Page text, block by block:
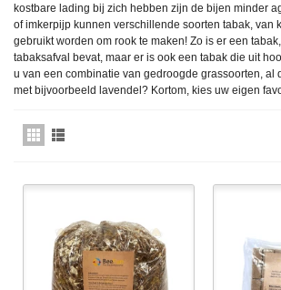
kostbare lading bij zich hebben zijn de bijen minder
of imkerpijp kunnen verschillende soorten tabak, van
gebruikt worden om rook te maken! Zo is er een
tabaksafval bevat, maar er is ook een tabak die uit
u van een combinatie van gedroogde grassoorten, al
met bijvoorbeeld lavendel? Kortom, kies uw eigen